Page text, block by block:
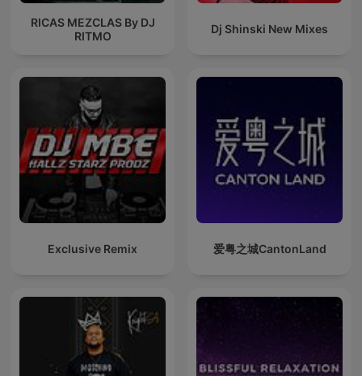
RICAS MEZCLAS By DJ
RITMO
Dj Shinski New Mixes
Exclusive Remix 爱粤之城CantonLand